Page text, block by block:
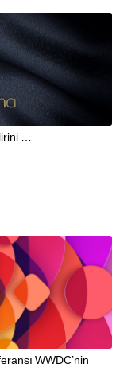
…
WWDC’nin